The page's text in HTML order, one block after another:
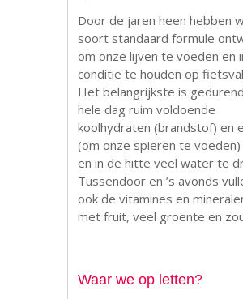
Door de jaren heen hebben
soort standaard formule
om onze lijven te voeden en
conditie te houden op
Het belangrijkste is
hele dag ruim voldoende
koolhydraten (brandstof) en
(om onze spieren te
en in de hitte veel water te
Tussendoor en ’s avonds
ook de vitamines en
met fruit, veel groente en
Waar we op letten?